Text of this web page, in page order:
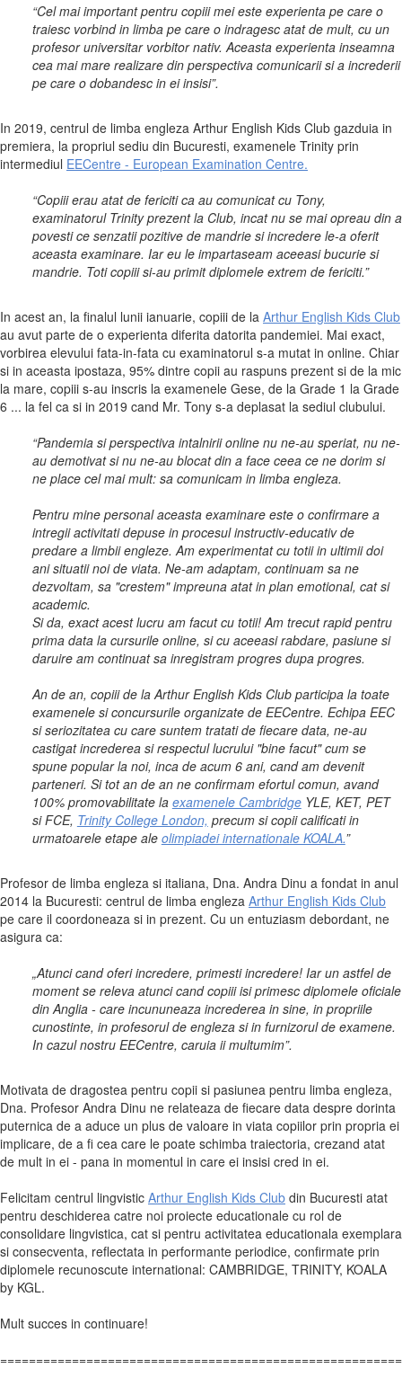
“Cel mai important pentru copiii mei este experienta pe care o
traiesc vorbind in limba pe care o indragesc atat de mult, cu un
profesor universitar vorbitor nativ. Aceasta experienta inseamna
cea mai mare realizare din perspectiva comunicarii si a increderii
pe care o dobandesc in ei insisi”.
In 2019, centrul de limba engleza Arthur English Kids Club gazduia in
premiera, la propriul sediu din Bucuresti, examenele Trinity prin
intermediul EECentre - European Examination Centre.
“Copiii erau atat de fericiti ca au comunicat cu Tony,
examinatorul Trinity prezent la Club, incat nu se mai opreau din a
povesti ce senzatii pozitive de mandrie si incredere le-a oferit
aceasta examinare. Iar eu le impartaseam aceeasi bucurie si
mandrie. Toti copiii si-au primit diplomele extrem de fericiti.”
In acest an, la finalul lunii ianuarie, copiii de la Arthur English Kids Club
au avut parte de o experienta diferita datorita pandemiei. Mai exact,
vorbirea elevului fata-in-fata cu examinatorul s-a mutat in online. Chiar
si in aceasta ipostaza, 95% dintre copii au raspuns prezent si de la mic
la mare, copiii s-au inscris la examenele Gese, de la Grade 1 la Grade
6 ... la fel ca si in 2019 cand Mr. Tony s-a deplasat la sediul clubului.
“Pandemia si perspectiva intalnirii online nu ne-au speriat, nu ne-
au demotivat si nu ne-au blocat din a face ceea ce ne dorim si
ne place cel mai mult: sa comunicam in limba engleza.
Pentru mine personal aceasta examinare este o confirmare a
intregii activitati depuse in procesul instructiv-educativ de
predare a limbii engleze. Am experimentat cu totii in ultimii doi
ani situatii noi de viata. Ne-am adaptam, continuam sa ne
dezvoltam, sa "crestem" impreuna atat in plan emotional, cat si
academic.
Si da, exact acest lucru am facut cu totii! Am trecut rapid pentru
prima data la cursurile online, si cu aceeasi rabdare, pasiune si
daruire am continuat sa inregistram progres dupa progres.
An de an, copiii de la Arthur English Kids Club participa la toate
examenele si concursurile organizate de EECentre. Echipa EEC
si seriozitatea cu care suntem tratati de fiecare data, ne-au
castigat increderea si respectul lucrului "bine facut" cum se
spune popular la noi, inca de acum 6 ani, cand am devenit
parteneri. Si tot an de an ne confirmam efortul comun, avand
100% promovabilitate la examenele CambridgeYLE, KET, PET
si FCE, Trinity College London, precum si copii calificati in
urmatoarele etape ale olimpiadei internationale KOALA.”
Profesor de limba engleza si italiana, Dna. Andra Dinu a fondat in anul
2014 la Bucuresti: centrul de limba engleza Arthur English Kids Club
pe care il coordoneaza si in prezent. Cu un entuziasm debordant, ne
asigura ca:
„Atunci cand oferi incredere, primesti incredere! Iar un astfel de
moment se releva atunci cand copiii isi primesc diplomele oficiale
din Anglia - care incununeaza increderea in sine, in propriile
cunostinte, in profesorul de engleza si in furnizorul de examene.
In cazul nostru EECentre, caruia ii multumim”.
Motivata de dragostea pentru copii si pasiunea pentru limba engleza,
Dna. Profesor Andra Dinu ne relateaza de fiecare data despre dorinta
puternica de a aduce un plus de valoare in viata copiilor prin propria ei
implicare, de a fi cea care le poate schimba traiectoria, crezand atat
de mult in ei - pana in momentul in care ei insisi cred in ei.
Felicitam centrul lingvistic Arthur English Kids Club din Bucuresti atat
pentru deschiderea catre noi proiecte educationale cu rol de
consolidare lingvistica, cat si pentru activitatea educationala exemplara
si consecventa, reflectata in performante periodice, confirmate prin
diplomele recunoscute international: CAMBRIDGE, TRINITY, KOALA
by KGL.
Mult succes in continuare!